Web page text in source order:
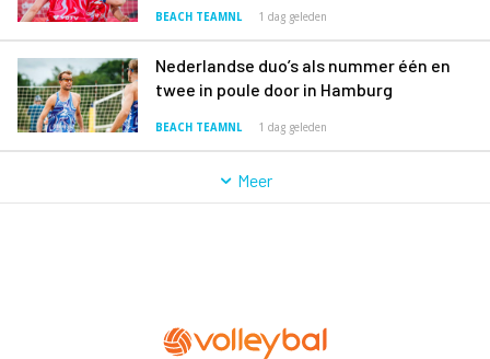
BEACH TEAMNL 1 dag geleden
Nederlandse duo’s als nummer één en
twee in poule door in Hamburg
BEACH TEAMNL 1 dag geleden
Meer